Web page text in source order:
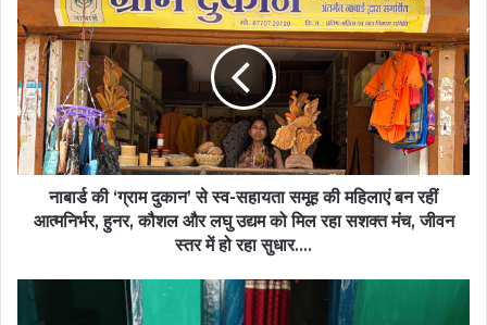
की
‘ग्राम
दुकान’
से
स्व-
सहायता
समूह
की
महिलाएंनाबार्ड की ‘ग्राम दुकान’ से स्व-सहायता समूह की महिलाएं बन रहीं
आत्मनिर्भर, हुनर, कौशल और लघु उद्यम को मिल रहा सशक्त मंच, जीवन
स्तर में हो रहा सुधार….